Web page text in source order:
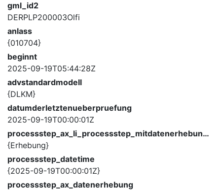
gml_id2
DERPLP200003Olfi
anlass
{010704}
beginnt
2025-09-19T05:44:28Z
advstandardmodell
{DLKM}
datumderletztenueberpruefung
2025-09-19T00:00:01Z
processstep_ax_li_processstep_mitdatenerhebung_description
{Erhebung}
processstep_datetime
{2025-09-19T00:00:01Z}
processstep_ax_datenerhebung